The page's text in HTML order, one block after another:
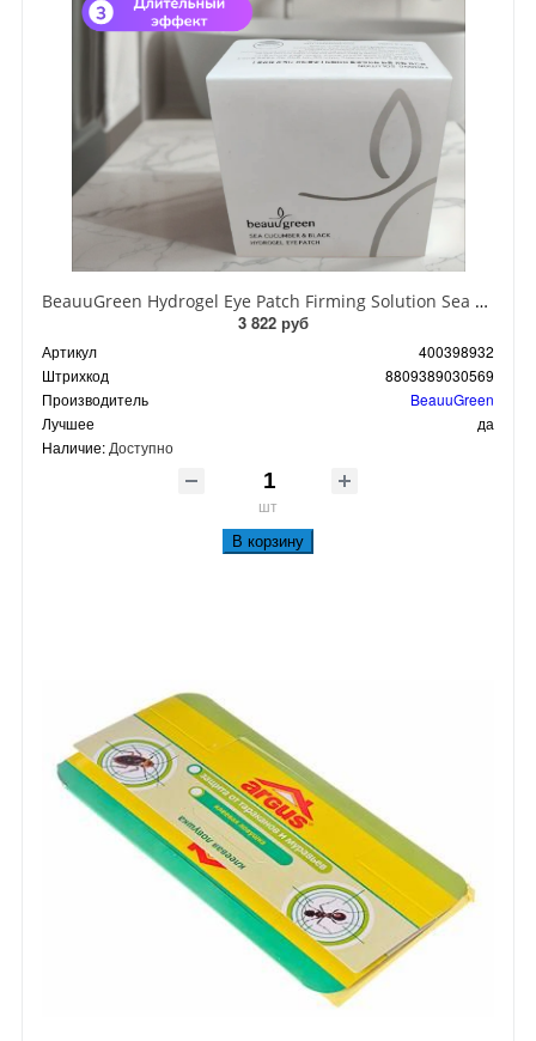
BeauuGreen Hydrogel Eye Patch Firming Solution Sea Cocumber & Black Гидрогелевые патчи для кожи вокруг глаз с экстрактом черного морского огурца 60 шт 90 гр
3 822 руб
Артикул
400398932
Штрихкод
8809389030569
Производитель
BeauuGreen
Лучшее
да
Наличие: Доступно
шт
В корзину